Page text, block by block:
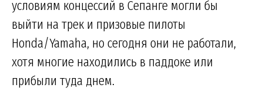
условиям концессий в Сепанге могли бы
выйти на трек и призовые пилоты
Honda/Yamaha, но сегодня они не работали,
хотя многие находились в паддоке или
прибыли туда днем.